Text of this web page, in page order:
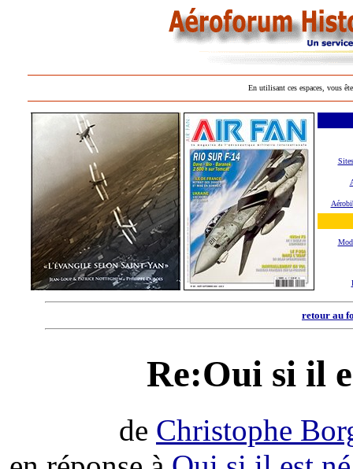
En utilisant ces espaces, vous
retour au
Re:Oui si il
de Christophe